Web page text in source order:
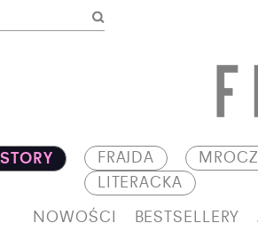
FRAJDA
LITERACKA
NOWOŚCI BESTSELLERY